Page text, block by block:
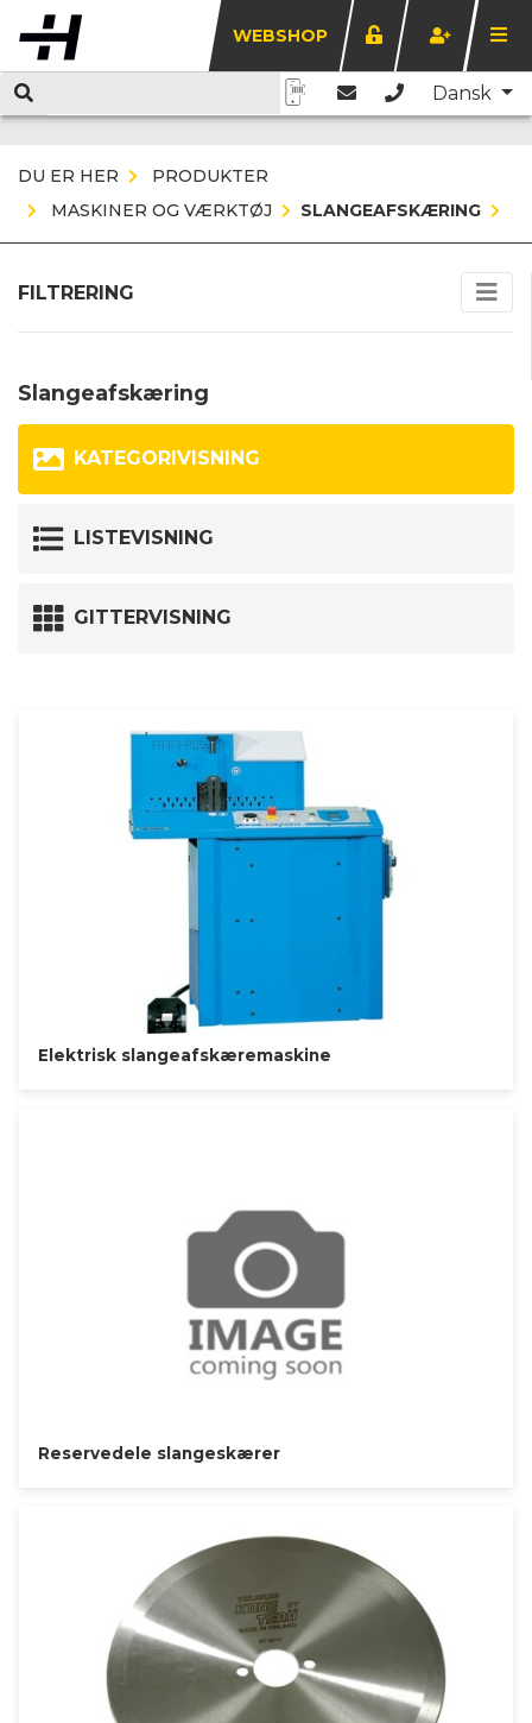
WEBSHOP
Dansk
DU ER HER
PRODUKTER
MASKINER OG VÆRKTØJ
SLANGEAFSKÆRING
FILTRERING
Slangeafskæring
KATEGORIVISNING
LISTEVISNING
GITTERVISNING
Elektrisk slangeafskæremaskine
Reservedele slangeskærer